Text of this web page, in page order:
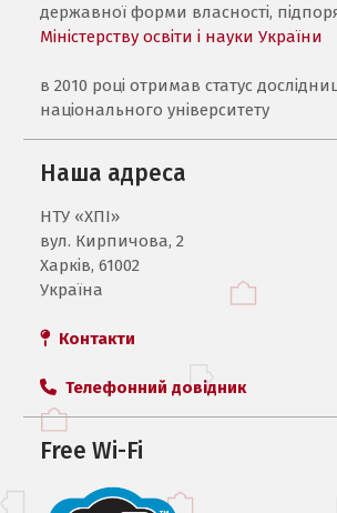
державної форми власності,
Міністерству освіти і науки України
в 2010 році отримав статус
національного університету
Наша адреса
НТУ «ХПI»
вул. Кирпичова, 2
Харків, 61002
Україна
Контакти
Телефонний довідник
Free Wi-Fi